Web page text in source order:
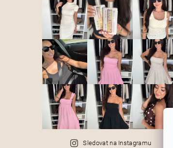
Sledovat na Instagramu